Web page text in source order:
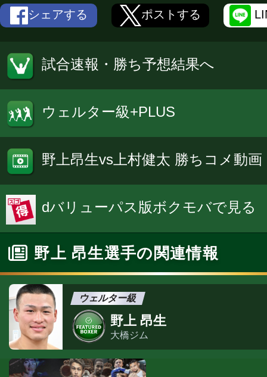
シェアする ポストする
試合速報・勝ち予想結果へ
ウェルター級+PLUS
野上昂生vs上村健太 勝ちコメ動画
dバリューパス版ボクモバで見る
野上 昂生選手の関連情報
ウェルター級
野上 昂生
大橋ジム